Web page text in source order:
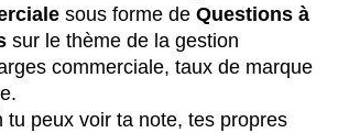
sous forme de Questions à
sur le thème de la gestion
commerciale, taux de marque
tu peux voir ta note, tes propres